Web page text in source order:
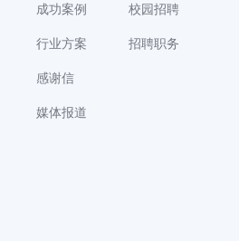
成功案例
行业方案
感谢信
媒体报道
校园招聘
招聘职务